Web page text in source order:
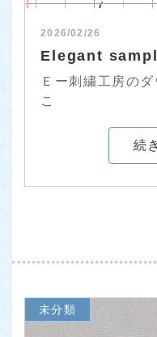
2026/02/26
Elegant
Ｅー刺繍工房の
こ
続
未分類